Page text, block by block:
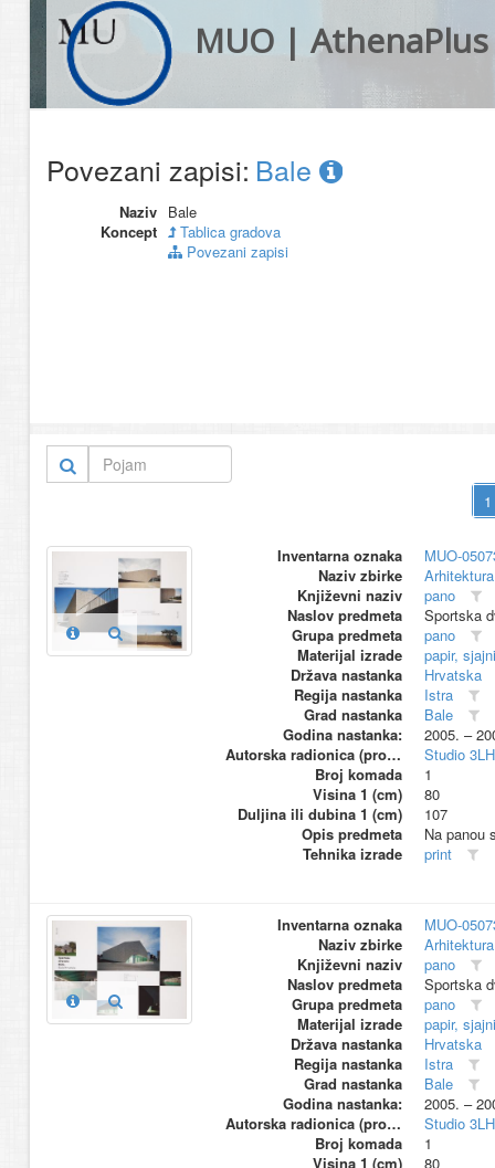
MUO | AthenaPlus
Povezani zapisi: Bale
Naziv Bale
Koncept
Tablica gradova
Povezani zapisi
Inventarna oznaka
MUO-
Naziv zbirke
Arhitektura
Književni naziv
pano
Naslov predmeta
Sportska
Grupa predmeta
pano
Materijal izrade
papir, sjajni
Država nastanka
Hrvatska
Regija nastanka
Istra
Grad nastanka
Bale
Godina nastanka:
2005. –
Autorska radionica (proizvođač)
Studio
Broj komada
1
Visina 1 (cm)
80
Duljina ili dubina 1 (cm)
107
Opis predmeta
Na panou
Tehnika izrade
print
Inventarna oznaka
MUO-
Naziv zbirke
Arhitektura
Književni naziv
pano
Naslov predmeta
Sportska
Grupa predmeta
pano
Materijal izrade
papir, sjajni
Država nastanka
Hrvatska
Regija nastanka
Istra
Grad nastanka
Bale
Godina nastanka:
2005. –
Autorska radionica (proizvođač)
Studio
Broj komada
1
Visina 1 (cm)
80